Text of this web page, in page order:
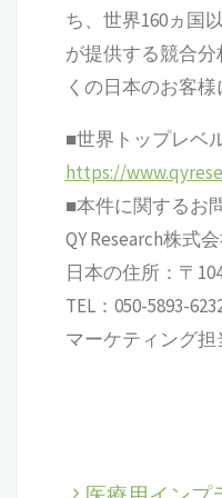
ち、世界160ヵ国
が提供する競合
くの日本のお客様
■世界トップレベ
https://
■本件に関するお
QY Research株式
日本の住所：〒
TEL：050-5893-
マーケティング担